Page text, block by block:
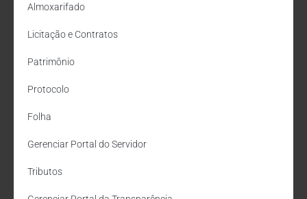
Almoxarifado
Licitação e Contratos
Patrimônio
Protocolo
Folha
Gerenciar Portal do Servidor
Tributos